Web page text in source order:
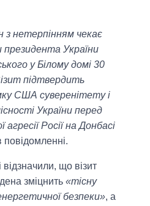
нетерпінням чекає
України
у Білому домі 30
підтвердить
США суверенітету і
України перед
Росії на Донбасі
повідомленні.
що візит
зміцнить «тісну
безпеки», а